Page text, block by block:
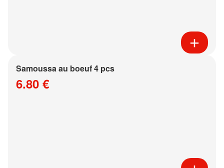
Samoussa au boeuf 4 pcs
6.80 €